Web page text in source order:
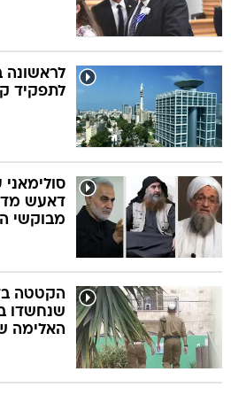
לראשונה
לתפקיד
סולימאני
דאעש
מבוקשי
הקטטה
שנחשדו
האלימה